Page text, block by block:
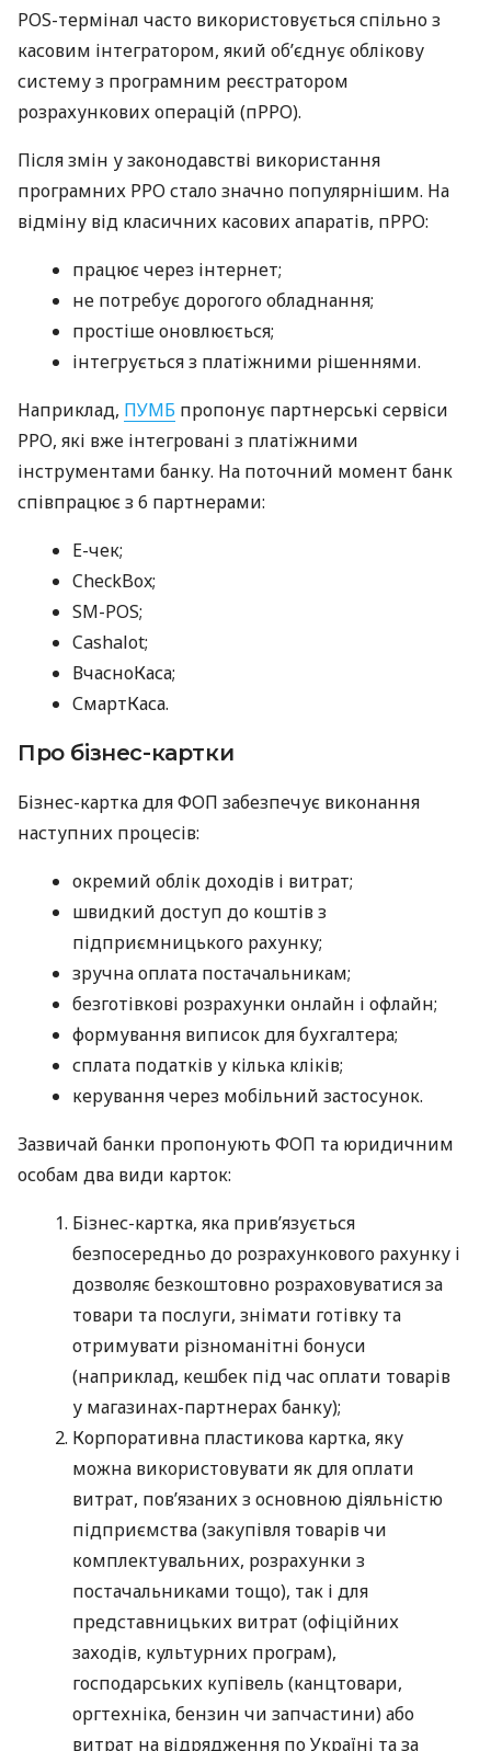
POS-термінал часто використовується спільно з
касовим інтегратором, який об’єднує облікову
систему з програмним реєстратором
розрахункових операцій (пРРО).
Після змін у законодавстві використання
програмних РРО стало значно популярнішим. На
відміну від класичних касових апаратів, пРРО:
працює через інтернет;
не потребує дорогого обладнання;
простіше оновлюється;
інтегрується з платіжними рішеннями.
Наприклад, ПУМБ пропонує партнерські сервіси
РРО, які вже інтегровані з платіжними
інструментами банку. На поточний момент банк
співпрацює з 6 партнерами:
E-чек;
CheckBox;
SM-POS;
Cashalot;
ВчасноКаса;
СмартКаса.
Про бізнес-картки
Бізнес-картка для ФОП забезпечує виконання
наступних процесів:
окремий облік доходів і витрат;
швидкий доступ до коштів з
підприємницького рахунку;
зручна оплата постачальникам;
безготівкові розрахунки онлайн і офлайн;
формування виписок для бухгалтера;
сплата податків у кілька кліків;
керування через мобільний застосунок.
Зазвичай банки пропонують ФОП та юридичним
особам два види карток:
Бізнес-картка, яка прив’язується
безпосередньо до розрахункового рахунку і
дозволяє безкоштовно розраховуватися за
товари та послуги, знімати готівку та
отримувати різноманітні бонуси
(наприклад, кешбек під час оплати товарів
у магазинах-партнерах банку);
Корпоративна пластикова картка, яку
можна використовувати як для оплати
витрат, пов’язаних з основною діяльністю
підприємства (закупівля товарів чи
комплектувальних, розрахунки з
постачальниками тощо), так і для
представницьких витрат (офіційних
заходів, культурних програм),
господарських купівель (канцтовари,
оргтехніка, бензин чи запчастини) або
витрат на відрядження по Україні та за